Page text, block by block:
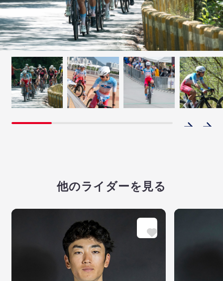
他のライダーを見る